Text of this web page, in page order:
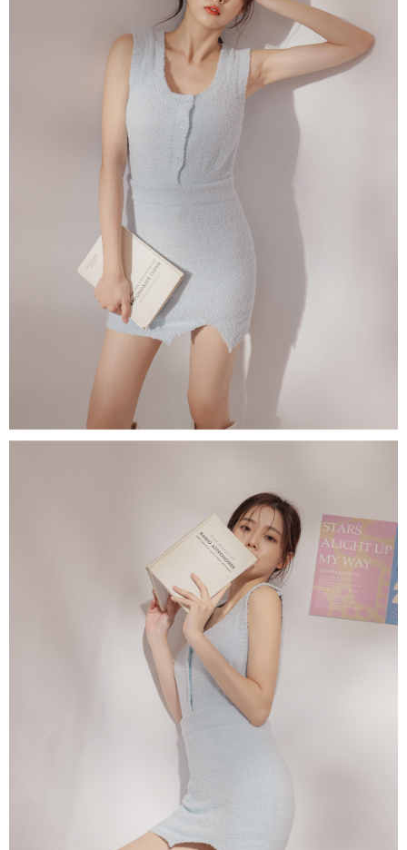
Perkhidmatan ini disediakan oleh Taiwan Mobile Co., Ltd. (“Syarikat”),
yang membolehkan pelanggan membeli barangan atau perkhidmatan
melalui perkhidmatan ini pada masa transaksi. Hasil daripada pembelian
atau pembayaran ansuran akan dipindahkan oleh peniaga kepada
Syarikat, dan pelanggan hendaklah membuat pembayaran mengikut
perjanjian menggunakan sistem bil Syarikat.
Untuk memenuhi hubungan kontrak yang terjalin melalui persetujuan
penggunaan OP Pay Later, peniaga akan memberikan maklumat peribadi
anda (termasuk nama, nombor telefon, atau alamat) kepada Syarikat bagi
tujuan pengumpulan, pemprosesan dan penggunaan data yang
diperlukan untuk pengebilan ansuran, termasuk pengesahan,
pengesahan semula dan pembetulan.
Untuk terma perkhidmatan penuh, sila rujuk pautan berikut:
https://oppay.tw/userRule
" target="_blank" class="link revert-
style">https://oppay.tw/userRule
【Panduan Penggunaan Pembayaran Ansuran Gogo】
1. Perkhidmatan ini disediakan oleh Taiwan Mobile, pengguna telefon
mudah alih boleh segera menggunakan tanpa perlu memohon lagi.
(Hanya untuk nombor langganan peribadi, tidak terbuka untuk syarikat
ansuran yang diingini, tarikh akhir pembayaran, dan setelah
mengesahkan pembayaran, transaksi akan selesai.
3. Jumlah kelulusan sebenar, bilangan ansuran dan jumlah bayaran
adalah berdasarkan halaman pengesahan transaksi seterusnya.
4. Dalam masa 30 minit selepas pesanan ditubuhkan, jika tidak pergi
untuk mengesahkan transaksi atau jika tidak lulus semakan, pesanan
akan dibatalkan secara automatik. Jika terdapat situasi "pindah untuk
semakan khusus" yang tidak lulus, ini menunjukkan bahawa sistem
penilaian tidak mencukupi, tiada penjelasan mengenai kandungan
penilaian boleh diberikan.
【Penerangan Kaedah Pembayaran】
1. Pembayaran ansuran tidak digabungkan dalam bil telekomunikasi,
"Pembayaran Ansuran Gogo" akan menghantar SMS peringatan
pembayaran selepas tarikh penyelesaian bulanan.
membayar melalui "Kod bar kedai serbaneka / Kedai rasmi Taiwan
Mobile / Pemindahan bank / Pembayaran J街口 / iPASS MONEY" dan
1. Perkhidmatan ini disediakan oleh "Taiwan Mobile Co., Ltd." untuk
Kedua, Sekatan Pembayaran
1. Jumlah yang diperakui untuk pengguna kali pertama boleh sehingga
NT$10,000. Amaun diperakui sebenar yang diluluskan akan berdasarkan
keputusan pensijilan dan semakan oleh AFTEE.
2. Amaun perbelanjaan minimum mestilah lebih besar daripada NT$20.
3. Pada masa ini hanya tersedia untuk ahli Taiwan.
Ketiga, Syarat Perkhidmatan
Perkhidmatan AFTEE Beli Sekarang Bayar Kemudian disediakan oleh NP
Taiwan, Inc. dan AFTEE akan membuat bil kepada pengguna. AFTEE
akan menggunakan data peribadi yang dikumpul (termasuk nama
pembeli, no. telefon, nama penerima, no. telefon, alamat penerima) untuk
penggunaan perkhidmatan. Sila rujuk kepada "Penyata Pengumpulan
Data Peribadi, Pemprosesan, Penggunaan"
(https://aftee.tw/privacypolicy/
) untuk maklumat lanjut.
Jumlah yang diperakui untuk pengguna kali pertama yang lulus
kelulusan boleh sehingga NT$10,000. Jika pengguna tidak membuat
pembayaran dalam tempoh tersebut, yuran pembayaran lewat sebanyak
20% setahun akan dikenakan. Pengguna bawah umur dikehendaki
mendapatkan kebenaran daripada ibu bapa atau penjaga yang sah
untuk menggunakan AFTEE.
Sila hubungi NP Taiwan Inc. di cs_tw@netprotections.co.jp
mempunyai sebarang kebimbangan mengenai pemprosesan dan
penggunaan pada data peribadi. Jika anda tidak bersetuju dengan data
peribadi yang disenaraikan seperti di atas akan dikumpul dan digunakan
NT$60/pesanan | Penghantaran percuma untuk pesanan
NT$1,600 atau lebih
NT$100/pesanan | Penghantaran percuma untuk pesanan
NT$2,500 atau lebih